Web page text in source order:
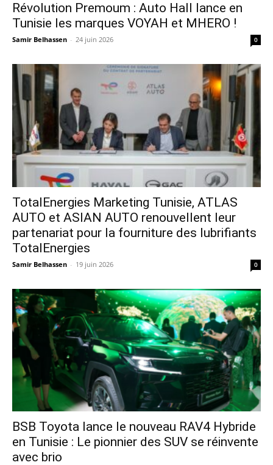
Révolution Premoum : Auto Hall lance en
Tunisie les marques VOYAH et MHERO !
Samir Belhassen - 24 juin 2026 0
TotalEnergies Marketing Tunisie, ATLAS
AUTO et ASIAN AUTO renouvellent leur
partenariat pour la fourniture des lubrifiants
TotalEnergies
Samir Belhassen - 19 juin 2026 0
​BSB Toyota lance le nouveau RAV4 Hybride
en Tunisie : Le pionnier des SUV se réinvente
avec brio